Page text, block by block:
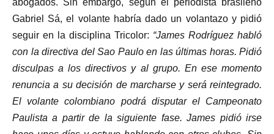
abogados. Sin embargo, según el periodista brasileño
Gabriel Sá, el volante habría dado un volantazo y pidió
seguir en la disciplina Tricolor: “James Rodríguez habló
con la directiva del Sao Paulo en las últimas horas. Pidió
disculpas a los directivos y al grupo. En ese momento
renuncia a su decisión de marcharse y será reintegrado.
El volante colombiano podrá disputar el Campeonato
Paulista a partir de la siguiente fase. James pidió irse